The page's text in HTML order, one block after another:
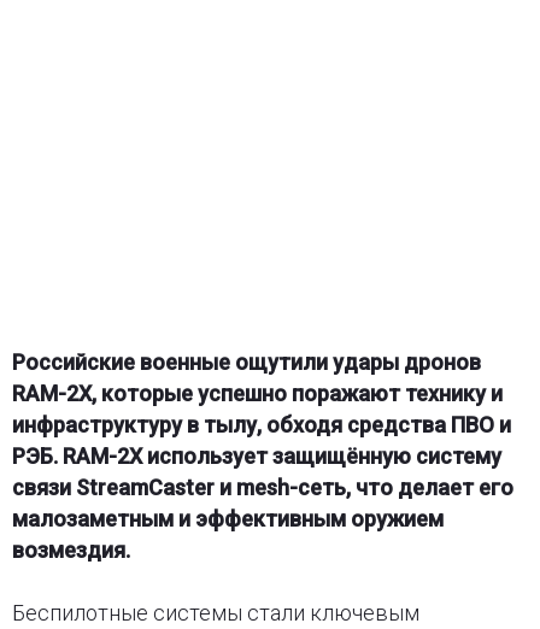
Российские военные ощутили удары дронов
RAM-2X, которые успешно поражают технику и
инфраструктуру в тылу, обходя средства ПВО и
РЭБ. RAM-2X использует защищённую систему
связи StreamCaster и mesh-сеть, что делает его
малозаметным и эффективным оружием
возмездия.
Беспилотные системы стали ключевым